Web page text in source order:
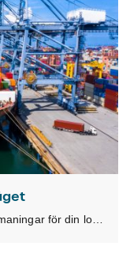
Vi vet att en osäker omvärld innebär utmaningar för din logistik. Därför håller vi på